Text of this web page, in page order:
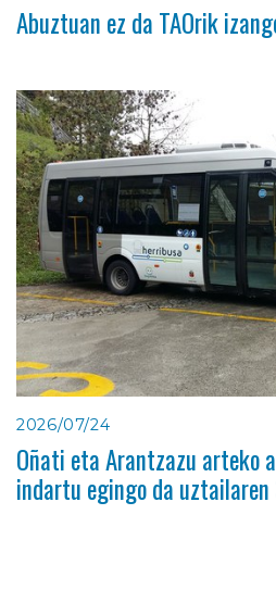
Abuztuan ez da TAOrik
2026/07/24
Oñati eta Arantzazu arteko
indartu egingo da uztailaren